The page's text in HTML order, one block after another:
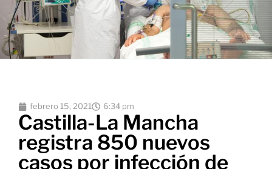
febrero 15, 2021 6:34 pm
Castilla-La Mancha
registra 850 nuevos
casos por infección de